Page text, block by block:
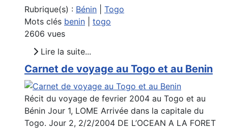
Rubrique(s) : Bénin
Togo
Mots clés benin
togo
2606 vues
Lire la suite...
Carnet de voyage au Togo et au Benin
Récit du voyage de fevrier 2004 au Togo et au
Bénin Jour 1, LOME Arrivée dans la capitale du
Togo. Jour 2, 2/2/2004 DE L’OCEAN A LA FORET